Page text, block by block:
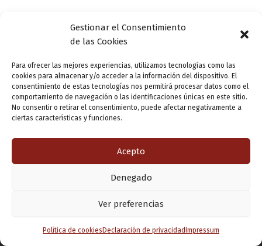
Gestionar el Consentimiento
de las Cookies
Para ofrecer las mejores experiencias, utilizamos tecnologías como las
cookies para almacenar y/o acceder a la información del dispositivo. El
consentimiento de estas tecnologías nos permitirá procesar datos como el
comportamiento de navegación o las identificaciones únicas en este sitio.
No consentir o retirar el consentimiento, puede afectar negativamente a
ciertas características y funciones.
Acepto
Denegado
Ver preferencias
Política de cookies Declaración de privacidad Impressum
la celebración del bicentenario del nacimiento de José
Zorrilla, nuestro espacio mantiene durante el mes de
Copyright © 2026 Valladolid en su titna